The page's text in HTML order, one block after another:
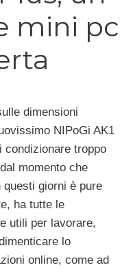
mini pc
dimensioni
NIPoGi AK1
condizionare troppo
momento che
questi giorni è pure
ha tutte le
utili per lavorare,
lo
online, come ad